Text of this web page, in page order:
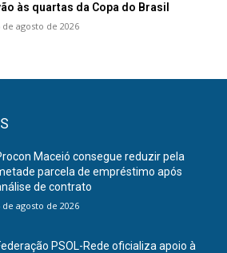
às quartas da Copa do Brasil
de agosto de 2026
Maceió consegue reduzir pela
parcela de empréstimo após
de contrato
de agosto de 2026
PSOL-Rede oficializa apoio à